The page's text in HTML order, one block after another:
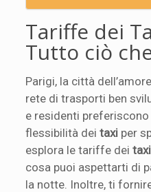
Tariffe dei
Tutto ciò
Parigi, la città
rete di trasporti ben
e residenti
flessibilità deitaxi per
esplora le tariffe dei
cosa puoi aspettarti di
la notte. Inoltre, ti